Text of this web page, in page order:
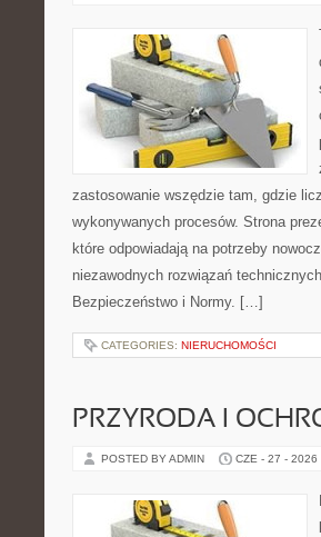
zastosowanie wszędzie tam, gdzie
wykonywanych procesów. Strona
które odpowiadają na potrzeby
niezawodnych rozwiązań
Bezpieczeństwo i Normy. […]
CATEGORIES: NIERUCHOMOŚCI
PRZYRODA I
POSTED BY ADMIN CZE - 27 - 2026